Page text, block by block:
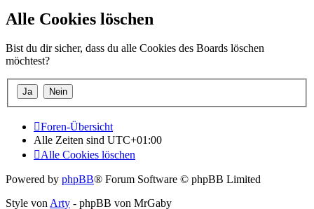
Alle Cookies löschen
Bist du dir sicher, dass du alle Cookies des Boards löschen
möchtest?
Foren-Übersicht
Alle Zeiten sind UTC+01:00
Alle Cookies löschen
Powered by phpBB® Forum Software © phpBB Limited
Style von Arty - phpBB von MrGaby